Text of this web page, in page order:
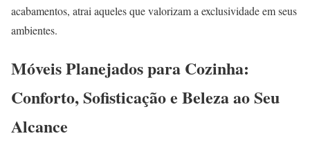
acabamentos, atrai aqueles que valorizam a exclusividade em seus
ambientes.
Móveis Planejados para Cozinha:
Conforto, Sofisticação e Beleza ao Seu
Alcance